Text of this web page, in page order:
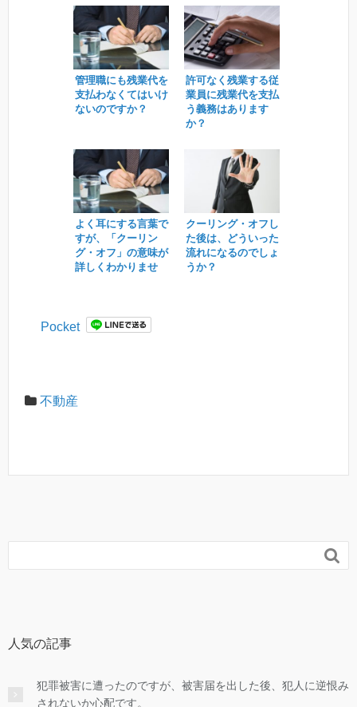
管理職にも残業代を
支払わなくてはいけ
ないのですか？
許可なく残業する従
業員に残業代を支払
う義務はあります
か？
よく耳にする言葉で
すが、「クーリン
グ・オフ」の意味が
詳しくわかりませ
クーリング・オフし
た後は、どういった
流れになるのでしょ
うか？
Pocket
不動産

人気の記事
犯罪被害に遭ったのですが、被害届を出した後、犯人に逆恨み
されないか心配です。